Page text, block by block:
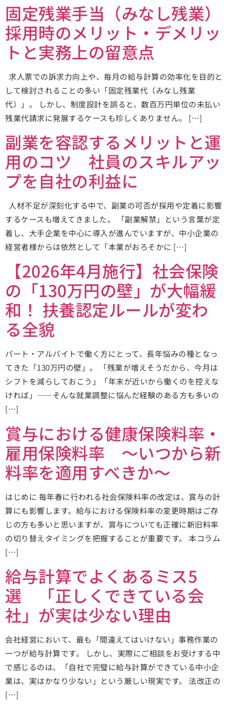
固定残業手当（みなし残業）
採用時のメリット・デメリッ
トと実務上の留意点
求人票での訴求力向上や、毎月の給与計算の効率化を目的と
して検討されることの多い「固定残業代（みなし残業
代）」。 しかし、制度設計を誤ると、数百万円単位の未払い
残業代請求に発展するケースも珍しくありません。 […]
副業を容認するメリットと運
用のコツ 社員のスキルアッ
プを自社の利益に
人材不足が深刻化する中で、副業の可否が採用や定着に影響
するケースも増えてきました。 「副業解禁」という言葉が定
着し、大手企業を中心に導入が進んでいますが、中小企業の
経営者様からは依然として「本業がおろそかに […]
【2026年4月施行】社会保険
の「130万円の壁」が大幅緩
和！ 扶養認定ルールが変わ
る全貌
パート・アルバイトで働く方にとって、長年悩みの種となっ
てきた「130万円の壁」。 「残業が増えそうだから、今月は
シフトを減らしておこう」「年末が近いから働くのを控えな
ければ」——そんな就業調整に悩んだ経験のある方も多いの
[…]
賞与における健康保険料率・
雇用保険料率 ～いつから新
料率を適用すべきか～
はじめに 毎年春に行われる社会保険料率の改定は、賞与の計
算にも影響します。給与における保険料率の変更時期はご存
じの方も多いと思いますが、賞与についても正確に新旧料率
の切り替えタイミングを把握することが重要です。 本コラム
[…]
給与計算でよくあるミス5
選 「正しくできている会
社」が実は少ない理由
会社経営において、最も「間違えてはいけない」事務作業の
一つが給与計算です。 しかし、実際にご相談をお受けする中
で感じるのは、「自社で完璧に給与計算ができている中小企
業は、実はかなり少ない」という厳しい現実です。 法改正の
[…]